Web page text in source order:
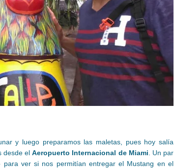
y luego preparamos las maletas, pues hoy salía
desde elAeropuerto Internacional de Miami . Un par
para ver si nos permitían entregar el Mustang en el